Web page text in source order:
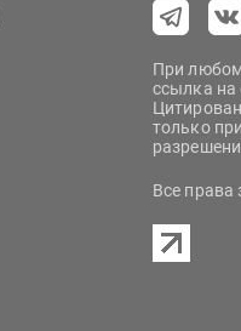
При
ссылка на
только
Все